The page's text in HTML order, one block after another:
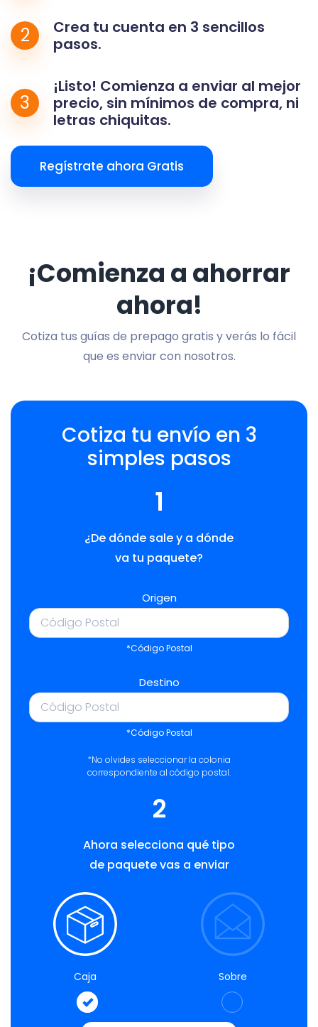
2
Crea tu cuenta en 3 sencillos
pasos.
3
¡Listo! Comienza a enviar al mejor
precio, sin mínimos de compra, ni
letras chiquitas.
Regístrate ahora Gratis
¡Comienza a ahorrar
ahora!
Cotiza tus guías de prepago gratis y verás lo fácil
que es enviar con nosotros.
Cotiza tu envío en 3
simples pasos
1
¿De dónde sale y a dónde
va tu paquete?
Origen
*Código Postal
Destino
*Código Postal
*No olvides seleccionar la colonia
correspondiente al código postal.
2
Ahora selecciona qué tipo
de paquete vas a enviar
Caja Sobre